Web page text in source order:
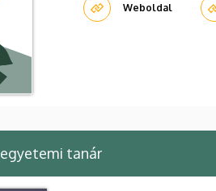
Weboldal
egyetemi tanár